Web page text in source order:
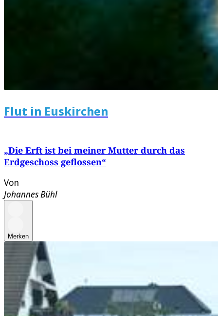
Flut in Euskirchen
„Die Erft ist bei meiner Mutter durch das
Erdgeschoss geflossen“
Von
Johannes Bühl
Merken